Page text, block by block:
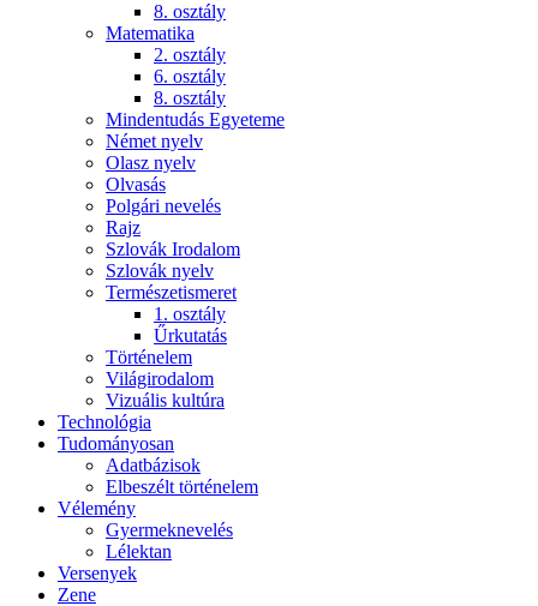
8. osztály
Matematika
2. osztály
6. osztály
8. osztály
Mindentudás Egyeteme
Német nyelv
Olasz nyelv
Olvasás
Polgári nevelés
Rajz
Szlovák Irodalom
Szlovák nyelv
Természetismeret
1. osztály
Űrkutatás
Történelem
Világirodalom
Vizuális kultúra
Technológia
Tudományosan
Adatbázisok
Elbeszélt történelem
Vélemény
Gyermeknevelés
Lélektan
Versenyek
Zene